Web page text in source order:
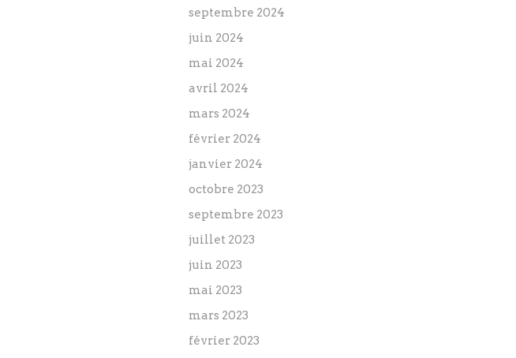
septembre 2024
juin 2024
mai 2024
avril 2024
mars 2024
février 2024
janvier 2024
octobre 2023
septembre 2023
juillet 2023
juin 2023
mai 2023
mars 2023
février 2023